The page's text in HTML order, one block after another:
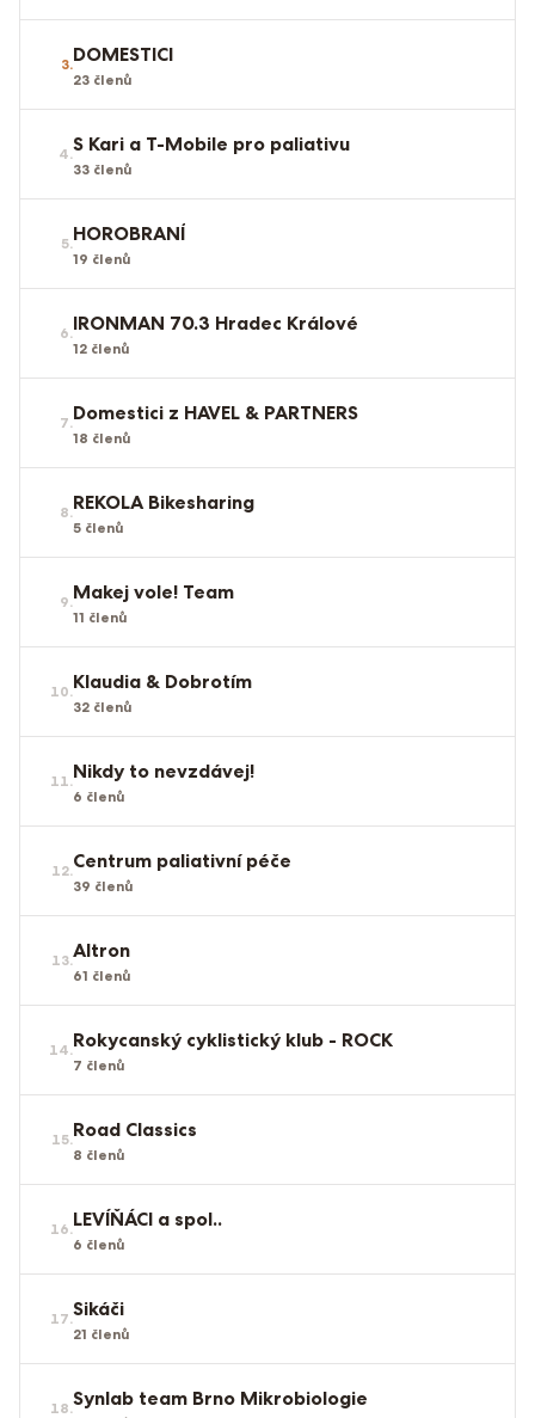
3.DOMESTICI
23 členů
4.S Kari a T-Mobile pro paliativu
33 členů
5.HOROBRANÍ
19 členů
6.IRONMAN 70.3 Hradec Králové
12 členů
7.Domestici z HAVEL & PARTNERS
18 členů
8.REKOLA Bikesharing
5 členů
9.Makej vole! Team
11 členů
10.Klaudia & Dobrotím
32 členů
11.Nikdy to nevzdávej!
6 členů
12.Centrum paliativní péče
39 členů
13.Altron
61 členů
14.Rokycanský cyklistický klub - ROCK
7 členů
15.Road Classics
8 členů
16.LEVÍŇÁCI a spol..
6 členů
17.Sikáči
21 členů
18.Synlab team Brno Mikrobiologie